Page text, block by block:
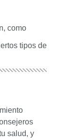
como
tipos de
salud, y